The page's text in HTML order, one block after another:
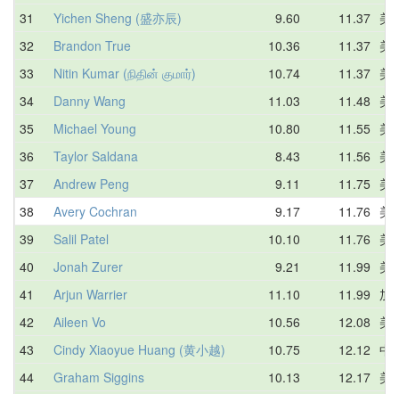
31
Yichen Sheng (盛亦辰) 9.60 11.37 美
32
Brandon True 10.36 11.37 美
33
Nitin Kumar (நிதின் குமார்) 10.74 11.37 美
34
Danny Wang 11.03 11.48 美
35
Michael Young 10.80 11.55 美
36
Taylor Saldana 8.43 11.56 美
37
Andrew Peng 9.11 11.75 美
38
Avery Cochran 9.17 11.76 美
39
Salil Patel 10.10 11.76 美
40
Jonah Zurer 9.21 11.99 美
41
Arjun Warrier 11.10 11.99 加
42
Aileen Vo 10.56 12.08 美
43
Cindy Xiaoyue Huang (黄小越) 10.75 12.12 中
44
Graham Siggins 10.13 12.17 美